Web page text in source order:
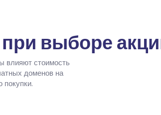
выборе
влияют стоимость
доменов на